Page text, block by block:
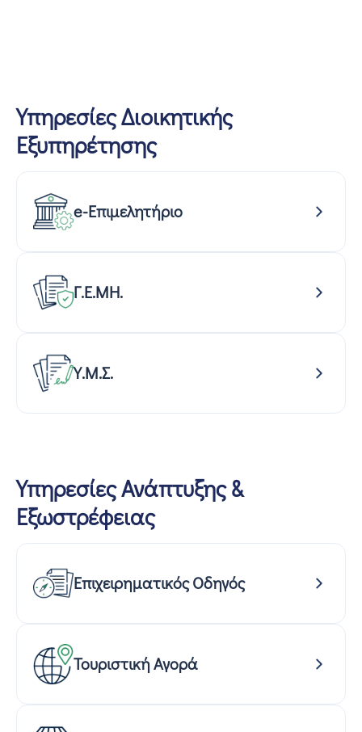
Υπηρεσίες Διοικητικής
Εξυπηρέτησης
e-Επιμελητήριο
Γ.Ε.ΜΗ.
Υ.Μ.Σ.
Υπηρεσίες Ανάπτυξης &
Εξωστρέφειας
Επιχειρηματικός Οδηγός
Τουριστική Αγορά